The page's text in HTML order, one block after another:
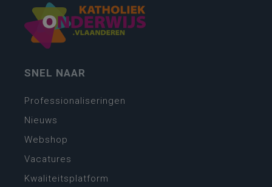
SNEL NAAR
Professionaliseringen
Nieuws
Webshop
Vacatures
Kwaliteitsplatform